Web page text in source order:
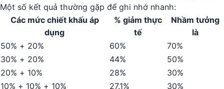
Một số kết quả thường gặp để ghi nhớ nhanh:
Các mức chiết khấu áp
dụng
% giảm thực
tế
Nhầm tưởng
là
50% + 20%
60%
70%
30% + 20%
44%
50%
20% + 10%
28%
30%
10% + 10% + 10%
27.1%
30%